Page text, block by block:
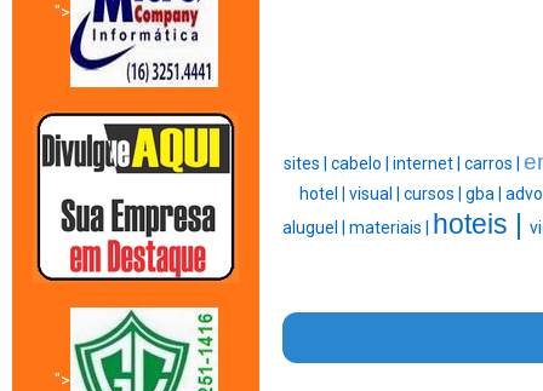
">
">
sites | cabelo | internet | carros |
hotel | visual | cursos | gba |
aluguel | materiais | hoteis |